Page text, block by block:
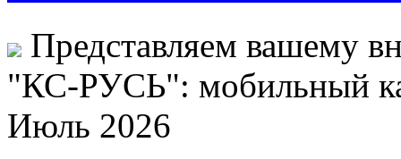
Представляем вашему
"КС-РУСЬ": мобильный
Июль 2026